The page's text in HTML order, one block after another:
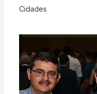
Cidades